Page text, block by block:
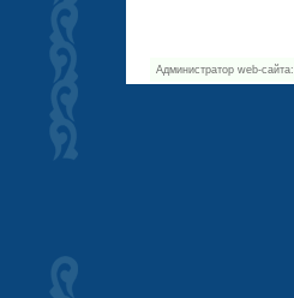
Администратор web-сайта: